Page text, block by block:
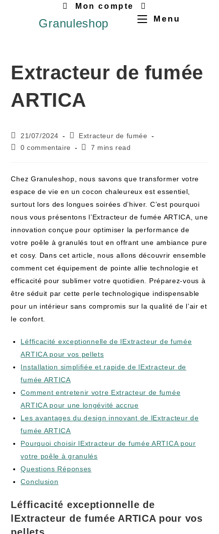
Mon compte
Granuleshop Menu
Extracteur de fumée
ARTICA
21/07/2024
Extracteur de fumée
0 commentaire
7 mins read
Chez Granuleshop, nous savons que transformer votre
espace de vie en un cocon chaleureux est essentiel,
surtout lors des longues soirées d’hiver. C’est pourquoi
nous vous présentons l’Extracteur de fumée ARTICA, une
innovation conçue pour optimiser la performance de
votre poêle à granulés tout en offrant une ambiance pure
et cosy. Dans cet article, nous allons découvrir ensemble
comment cet équipement de pointe allie technologie et
efficacité pour sublimer votre quotidien. Préparez-vous à
être séduit par cette perle technologique indispensable
pour un intérieur sans compromis sur la qualité de l’air et
le confort.
Léfficacité exceptionnelle de lExtracteur de fumée
ARTICA pour vos pellets
Installation simplifiée et rapide de lExtracteur de
fumée ARTICA
Comment entretenir votre Extracteur de fumée
ARTICA pour une longévité accrue
Les avantages du design innovant de lExtracteur de
fumée ARTICA
Pourquoi choisir lExtracteur de fumée ARTICA pour
votre poêle à granulés
Questions Réponses
Conclusion
Léfficacité exceptionnelle de
lExtracteur de fumée ARTICA pour vos